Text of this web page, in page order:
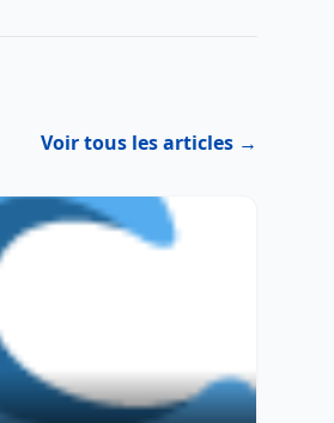
Voir tous les articles →